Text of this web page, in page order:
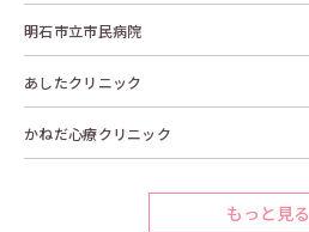
明石市立市民病院
あしたクリニック
かねだ心療クリニック
もっと見る